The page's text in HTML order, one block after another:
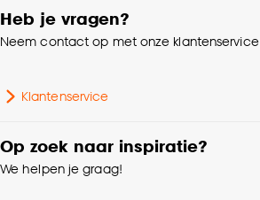
Heb je vragen?
Neem contact op met onze klantenservice
Klantenservice
Op zoek naar inspiratie?
We helpen je graag!